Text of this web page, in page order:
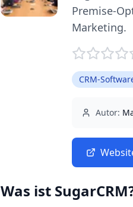
Premise-
Marketing.
CRM-
Autor:
Was ist SugarCRM